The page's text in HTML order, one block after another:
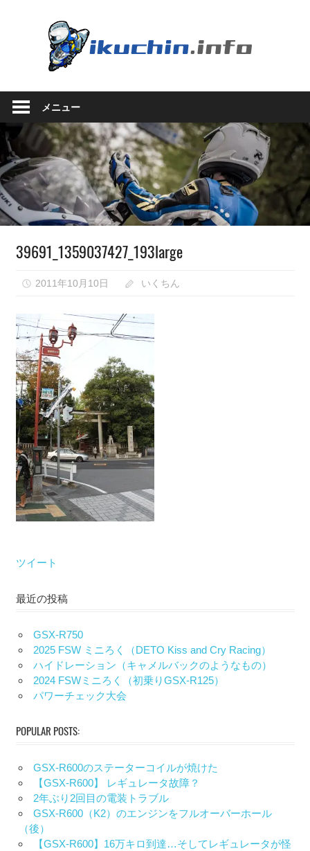
プ
ち
ん
ち
ブ
ロ
グ
（モ
ト
ロ
で
い）
メニュー
39691_1359037427_193large
2011年10月10日 いくちん
ツイート
最近の投稿
GSX-R750
2025 FSW ミニろく（DETO Kiss and Cry Racing）
ハイドレーション（キャメルバックのようなもの）
2024 FSWミニろく（初乗りGSX-R125）
パワーチェック大会
POPULAR POSTS:
GSX-R600のステーターコイルが焼けた
【GSX-R600】 レギュレータ故障？
2年ぶり2回目の電装トラブル
GSX-R600（K2）のエンジンをフルオーバーホール
（後）
【GSX-R600】16万キロ到達…そしてレギュレータが怪